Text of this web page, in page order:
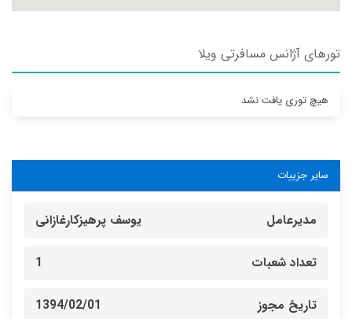
تورهای آژانس مسافرتی ويلا
هیچ توری یافت نشد
سایر جزییات
مدیرعامل یوسف پرهیزکارغازانی
تعداد شعبات 1
تاریخ مجوز 1394/02/01